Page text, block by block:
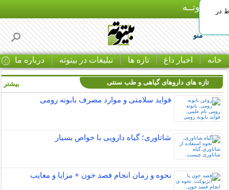
بـیتوتــه
منو
خانه اخبار داغ تازه ها تبلیغات در بیتوته درباره ما
در
تازه های داروهای گیاهی و طب سنتی
فواید سلامتی و موارد مصرف بابونه رومی
شاتاوری؛ گیاه دارویی با خواص بسیار
نحوه و زمان انجام فصد خون + مزایا و معایب
بیشتر